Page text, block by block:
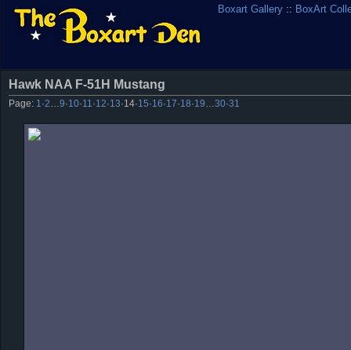
Boxart Gallery :: BoxArt
Hawk NAA F-51H Mustang
Page: 1 ·2 9·10·11 ·12·13·14·15·16·17·18·19 30·31